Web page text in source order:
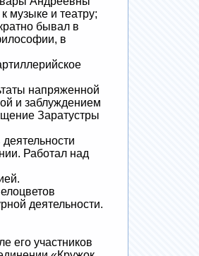
музыке и театру;
бывал в
в
напряженной
и заблуждением
Заратустры
Работал над
деятельности.
его участников